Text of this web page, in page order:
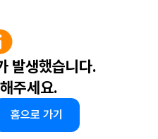
발생했습니다.
주세요.
홈으로 가기